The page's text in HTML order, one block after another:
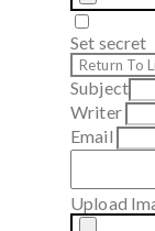
Set secret
Return
Subject
Writer
Email
Upload